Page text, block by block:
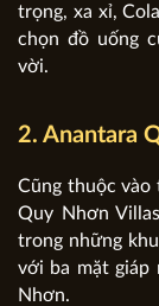
trọng, xa xỉ,
chọn đồ uống
vời.
2. Anantara
Cũng thuộc vào
Quy Nhơn
trong những
với ba mặt giáp
Nhơn.